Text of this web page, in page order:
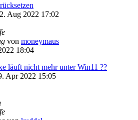
Aug 2022 17:02
von moneymaus
18:04
läuft nicht mehr unter Win11 ??
Apr 2022 15:05